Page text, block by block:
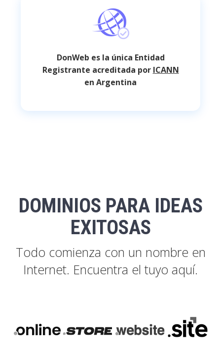
DonWeb es la única Entidad
Registrante acreditada por ICANN
en Argentina
DOMINIOS PARA IDEAS
EXITOSAS
Todo comienza con un nombre en
Internet. Encuentra el tuyo aquí.